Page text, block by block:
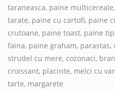
taraneasca, paine
tarate, paine cu cartofi, paine
crutoane, paine toast, paine
faina, paine graham,
strudel cu mere, cozonaci,
croissant, placinte, melci cu
tarte, margarete